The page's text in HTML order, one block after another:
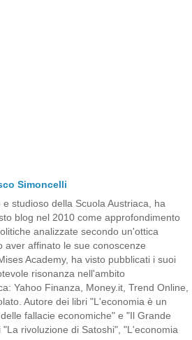
Simoncelli
e studioso della Scuola Austriaca, ha
blog nel 2010 come approfondimento
analizzate secondo un'ottica
aver affinato le sue conoscenze
Academy, ha visto pubblicati i suoi
risonanza nell'ambito
Yahoo Finanza, Money.it, Trend Online,
Autore dei libri "L'economia è un
fallacie economiche" e "Il Grande
rivoluzione di Satoshi", "L'economia